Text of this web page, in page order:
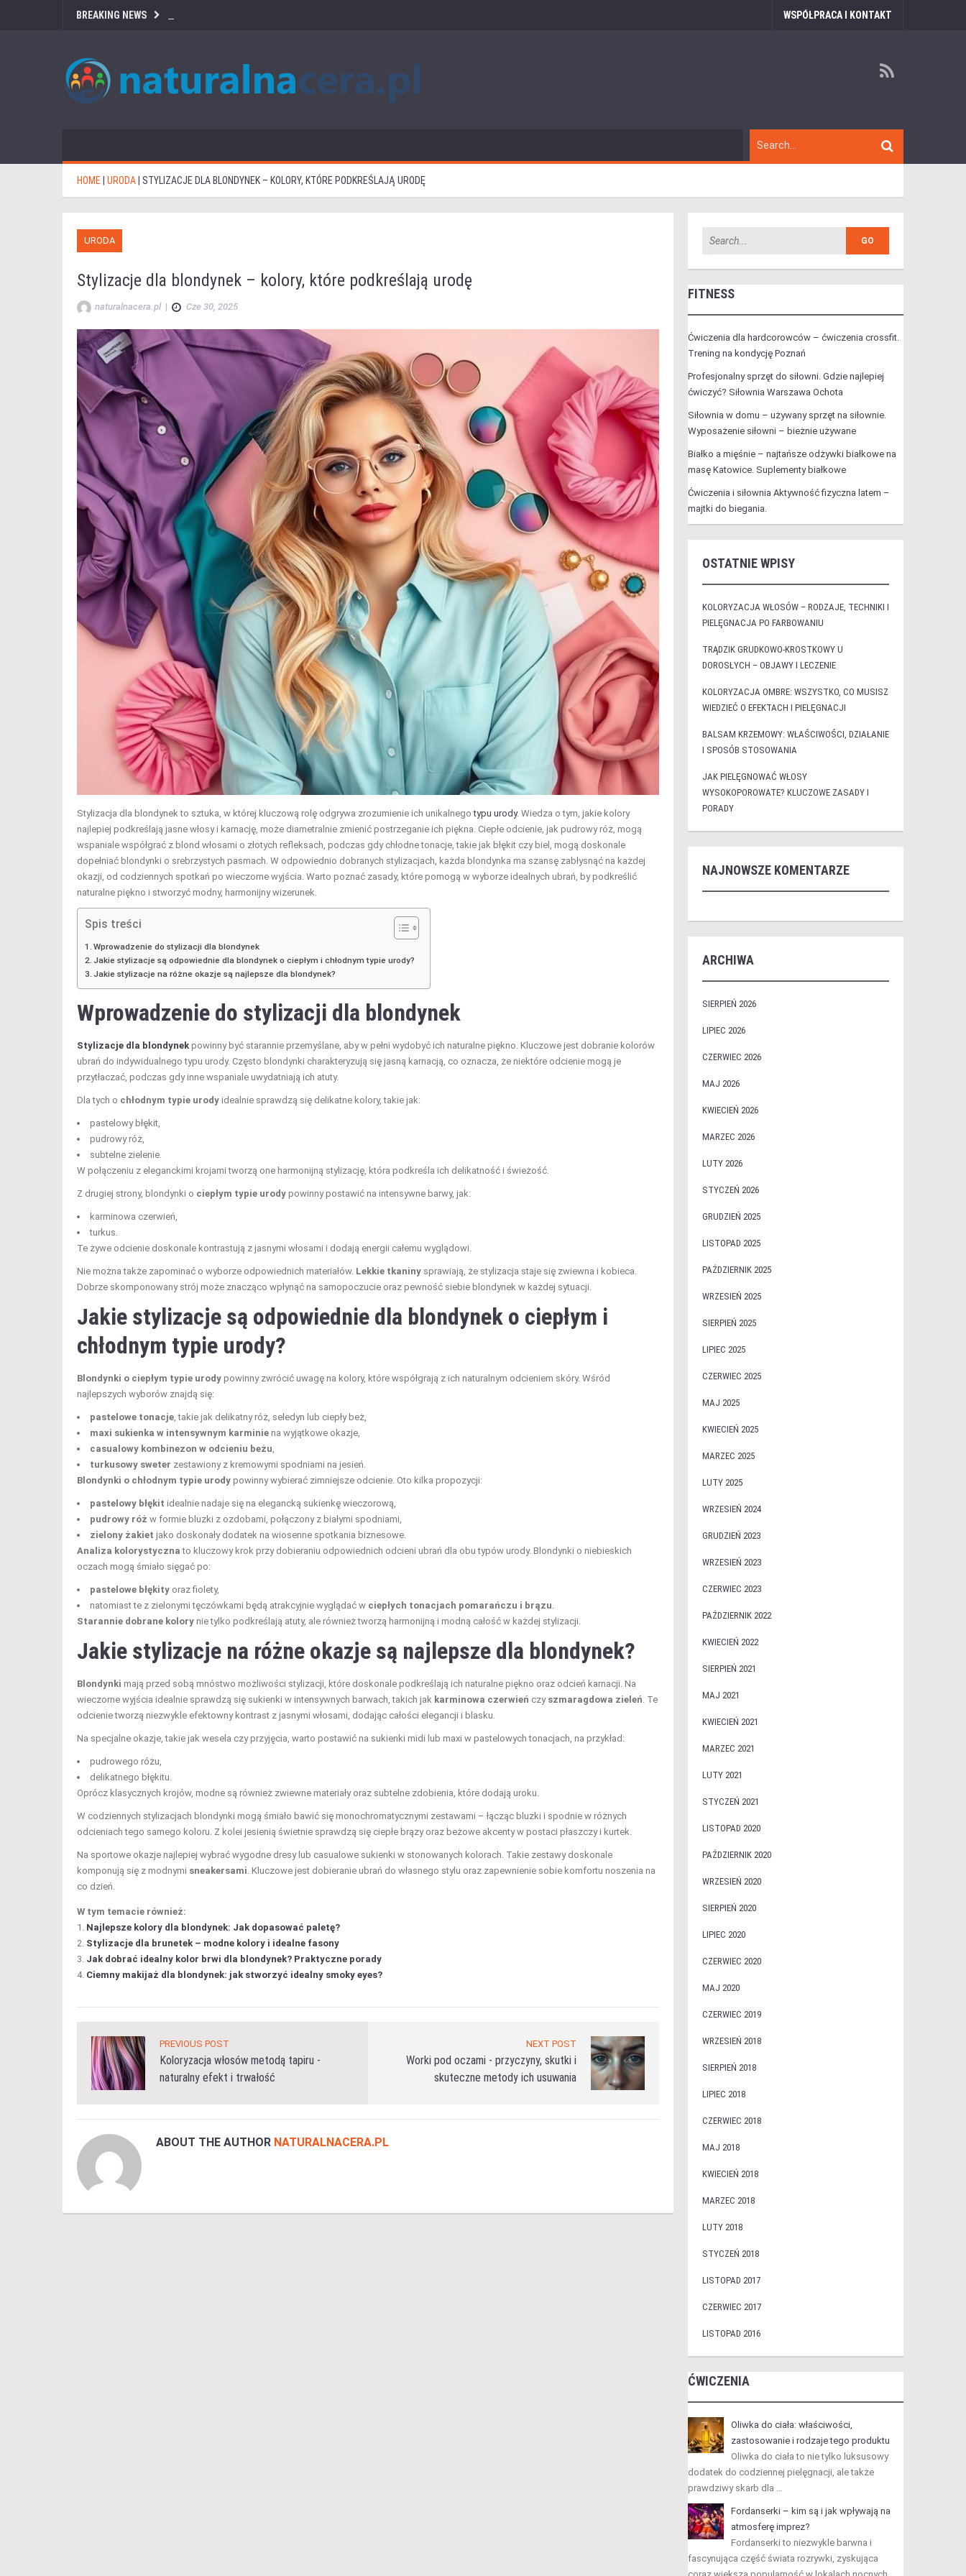
BREAKING NEWS WSPÓŁPRACA I KONTAKT
HOME URODA STYLIZACJE DLA BLONDYNEK – KOLORY, KTÓRE PODKREŚLAJĄ URODĘ
URODA
Stylizacje dla blondynek – kolory, które podkreślają urodę
naturalnacera.pl | Cze 30, 2025
Stylizacja dla blondynek to sztuka, w której kluczową rolę odgrywa zrozumienie ich unikalnegotypu urody. Wiedza o tym, jakie kolory
najlepiej podkreślają jasne włosy i karnację, może diametralnie zmienić postrzeganie ich piękna. Ciepłe odcienie, jak pudrowy róż, mogą
wspaniale współgrać z blond włosami o złotych refleksach, podczas gdy chłodne tonacje, takie jak błękit czy biel, mogą doskonale
dopełniać blondynki o srebrzystych pasmach. W odpowiednio dobranych stylizacjach, każda blondynka ma szansę zabłysnąć na każdej
okazji, od codziennych spotkań po wieczorne wyjścia. Warto poznać zasady, które pomogą w wyborze idealnych ubrań, by podkreślić
naturalne piękno i stworzyć modny, harmonijny wizerunek.
Spis treści
Wprowadzenie do stylizacji dla blondynek
Jakie stylizacje są odpowiednie dla blondynek o ciepłym i chłodnym typie urody?
Jakie stylizacje na różne okazje są najlepsze dla blondynek?
Wprowadzenie do stylizacji dla blondynek
Stylizacje dla blondynek powinny być starannie przemyślane, aby w pełni wydobyć ich naturalne piękno. Kluczowe jest dobranie kolorów
ubrań do indywidualnego typu urody. Często blondynki charakteryzują się jasną karnacją, co oznacza, że niektóre odcienie mogą je
przytłaczać, podczas gdy inne wspaniale uwydatniają ich atuty.
Dla tych o chłodnym typie urody idealnie sprawdzą się delikatne kolory, takie jak:
pastelowy błękit,
pudrowy róż,
subtelne zielenie.
W połączeniu z eleganckimi krojami tworzą one harmonijną stylizację, która podkreśla ich delikatność i świeżość.
Z drugiej strony, blondynki o ciepłym typie urody powinny postawić na intensywne barwy, jak:
karminowa czerwień,
turkus.
Te żywe odcienie doskonale kontrastują z jasnymi włosami i dodają energii całemu wyglądowi.
Nie można także zapominać o wyborze odpowiednich materiałów. Lekkie tkaniny sprawiają, że stylizacja staje się zwiewna i kobieca.
Dobrze skomponowany strój może znacząco wpłynąć na samopoczucie oraz pewność siebie blondynek w każdej sytuacji.
Jakie stylizacje są odpowiednie dla blondynek o ciepłym i
chłodnym typie urody?
Blondynki o ciepłym typie urody powinny zwrócić uwagę na kolory, które współgrają z ich naturalnym odcieniem skóry. Wśród
najlepszych wyborów znajdą się:
pastelowe tonacje , takie jak delikatny róż, seledyn lub ciepły beż,
maxi sukienka w intensywnym karminie na wyjątkowe okazje,
casualowy kombinezon w odcieniu beżu
turkusowy sweter zestawiony z kremowymi spodniami na jesień.
Blondynki o chłodnym typie urody powinny wybierać zimniejsze odcienie. Oto kilka propozycji:
pastelowy błękit idealnie nadaje się na elegancką sukienkę wieczorową,
pudrowy róż w formie bluzki z ozdobami, połączony z białymi spodniami,
zielony żakiet jako doskonały dodatek na wiosenne spotkania biznesowe.
Analiza kolorystyczna to kluczowy krok przy dobieraniu odpowiednich odcieni ubrań dla obu typów urody. Blondynki o niebieskich
oczach mogą śmiało sięgać po:
pastelowe błękity oraz fiolety,
natomiast te z zielonymi tęczówkami będą atrakcyjnie wyglądać w ciepłych tonacjach pomarańczu i brązu
Starannie dobrane kolory nie tylko podkreślają atuty, ale również tworzą harmonijną i modną całość w każdej stylizacji.
Jakie stylizacje na różne okazje są najlepsze dla blondynek?
Blondynki mają przed sobą mnóstwo możliwości stylizacji, które doskonale podkreślają ich naturalne piękno oraz odcień karnacji. Na
wieczorne wyjścia idealnie sprawdzą się sukienki w intensywnych barwach, takich jak karminowa czerwień czy szmaragdowa zieleń . Te
odcienie tworzą niezwykle efektowny kontrast z jasnymi włosami, dodając całości elegancji i blasku.
Na specjalne okazje, takie jak wesela czy przyjęcia, warto postawić na sukienki midi lub maxi w pastelowych tonacjach, na przykład:
pudrowego różu,
delikatnego błękitu.
Oprócz klasycznych krojów, modne są również zwiewne materiały oraz subtelne zdobienia, które dodają uroku.
W codziennych stylizacjach blondynki mogą śmiało bawić się monochromatycznymi zestawami – łącząc bluzki i spodnie w różnych
odcieniach tego samego koloru. Z kolei jesienią świetnie sprawdzą się ciepłe brązy oraz beżowe akcenty w postaci płaszczy i kurtek.
Na sportowe okazje najlepiej wybrać wygodne dresy lub casualowe sukienki w stonowanych kolorach. Takie zestawy doskonale
komponują się z modnymi sneakersami . Kluczowe jest dobieranie ubrań do własnego stylu oraz zapewnienie sobie komfortu noszenia na
co dzień.
W tym temacie również:
Najlepsze kolory dla blondynek: Jak dopasować paletę?
Stylizacje dla brunetek – modne kolory i idealne fasony
Jak dobrać idealny kolor brwi dla blondynek? Praktyczne porady
Ciemny makijaż dla blondynek: jak stworzyć idealny smoky eyes?
PREVIOUS POST
Koloryzacja włosów metodą tapiru -
naturalny efekt i trwałość
NEXT POST
Worki pod oczami - przyczyny, skutki i
skuteczne metody ich usuwania
ABOUT THE AUTHOR NATURALNACERA.PL
FITNESS
Ćwiczenia dla hardcorowców – ćwiczenia crossfit.
Trening na kondycję Poznań
Profesjonalny sprzęt do siłowni. Gdzie najlepiej
ćwiczyć? Siłownia Warszawa Ochota
Siłownia w domu – używany sprzęt na siłownie.
Wyposażenie siłowni – bieżnie używane
Białko a mięśnie – najtańsze odżywki białkowe na
masę Katowice. Suplementy białkowe
Ćwiczenia i siłownia Aktywność fizyczna latem –
majtki do biegania.
OSTATNIE WPISY
KOLORYZACJA WŁOSÓW – RODZAJE, TECHNIKI I
PIELĘGNACJA PO FARBOWANIU
TRĄDZIK GRUDKOWO-KROSTKOWY U
DOROSŁYCH – OBJAWY I LECZENIE
KOLORYZACJA OMBRE: WSZYSTKO, CO MUSISZ
WIEDZIEĆ O EFEKTACH I PIELĘGNACJI
BALSAM KRZEMOWY: WŁAŚCIWOŚCI, DZIAŁANIE
I SPOSÓB STOSOWANIA
JAK PIELĘGNOWAĆ WŁOSY
WYSOKOPOROWATE? KLUCZOWE ZASADY I
PORADY
NAJNOWSZE KOMENTARZE
ARCHIWA
SIERPIEŃ 2026
LIPIEC 2026
CZERWIEC 2026
MAJ 2026
KWIECIEŃ 2026
MARZEC 2026
LUTY 2026
STYCZEŃ 2026
GRUDZIEŃ 2025
LISTOPAD 2025
PAŹDZIERNIK 2025
WRZESIEŃ 2025
SIERPIEŃ 2025
LIPIEC 2025
CZERWIEC 2025
MAJ 2025
KWIECIEŃ 2025
MARZEC 2025
LUTY 2025
WRZESIEŃ 2024
GRUDZIEŃ 2023
WRZESIEŃ 2023
CZERWIEC 2023
PAŹDZIERNIK 2022
KWIECIEŃ 2022
SIERPIEŃ 2021
MAJ 2021
KWIECIEŃ 2021
MARZEC 2021
LUTY 2021
STYCZEŃ 2021
LISTOPAD 2020
PAŹDZIERNIK 2020
WRZESIEŃ 2020
SIERPIEŃ 2020
LIPIEC 2020
CZERWIEC 2020
MAJ 2020
CZERWIEC 2019
WRZESIEŃ 2018
SIERPIEŃ 2018
LIPIEC 2018
CZERWIEC 2018
MAJ 2018
KWIECIEŃ 2018
MARZEC 2018
LUTY 2018
STYCZEŃ 2018
LISTOPAD 2017
CZERWIEC 2017
LISTOPAD 2016
ĆWICZENIA
Oliwka do ciała: właściwości,
zastosowanie i rodzaje tego produktu
Oliwka do ciała to nie tylko luksusowy
dodatek do codziennej pielęgnacji, ale także
prawdziwy skarb dla …
Fordanserki – kim są i jak wpływają na
atmosferę imprez?
Fordanserki to niezwykle barwna i
fascynująca część świata rozrywki, zyskująca